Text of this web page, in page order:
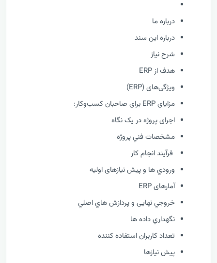
درباره ما
درباره این سند
شرح نیاز
هدف از ERP
ویژگی‌های (ERP)
مزایای ERP برای صاحبان کسب‌وکار:
اجرای پروژه در یک نگاه
مشخصات فني پروژه
فرآيند انجام کار
ورودي ها و پیش نیازهای اولیه
آمارهای ERP
خروجي نهایی و پردازش هاي اصلي
نگهداري داده ها
تعداد کاربران استفاده کننده
پیش نیازها